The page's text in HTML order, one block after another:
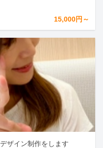
15,000円～
ザイン制作をします